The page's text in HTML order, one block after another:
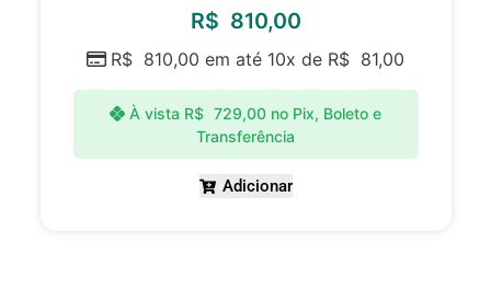
R$ 810,00
R$ 810,00 em até 10x de R$ 81,00
À vista R$ 729,00 no Pix, Boleto e
Transferência
Adicionar